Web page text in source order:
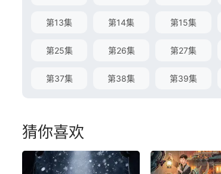
第13集 第14集 第15集
第25集 第26集 第27集
第37集 第38集 第39集
猜你喜欢